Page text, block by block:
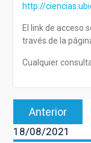
http://
El link de acceso
través de la
Cualquier
Navegación
entradas
Anterior
18/08/2021